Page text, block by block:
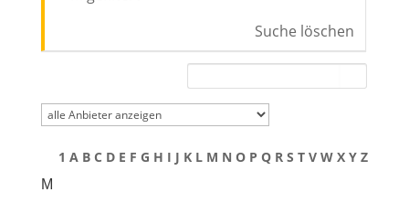
Suche löschen
1 A B C D E F G H I J K L M N O P Q R S T V W X Y Z
M